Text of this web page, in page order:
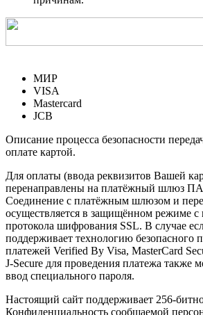
МИР
VISA
Mastercard
JCB
Описание процесса безопасности
оплате картой.
Для оплаты (ввода реквизитов Вашей
перенаправлены на платёжный шлюз
Соединение с платёжным шлюзом и
осуществляется в защищённом режиме с
протокола шифрования SSL. В случае
поддерживает технологию безопасного
платежей Verified By Visa, MasterCard
J-Secure для проведения платежа также
ввод специального пароля.
Настоящий сайт поддерживает 256-
Конфиденциальность сообщаемой